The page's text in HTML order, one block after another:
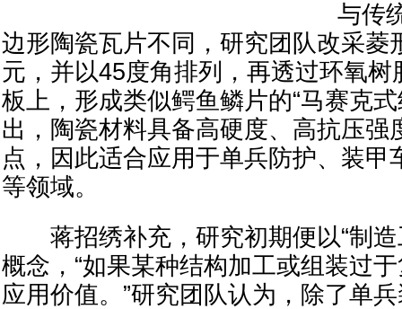
与传统
边形陶瓷瓦片不同，研究团队改采菱
元，并以45度角排列，再透过环氧树
板上，形成类似鳄鱼鳞片的“马赛克
出，陶瓷材料具备高硬度、高抗压强
点，因此适合应用于单兵防护、装甲
等领域。
蒋招绣补充，研究初期便以“制造
概念，“如果某种结构加工或组装过
应用价值。”研究团队认为，除了单